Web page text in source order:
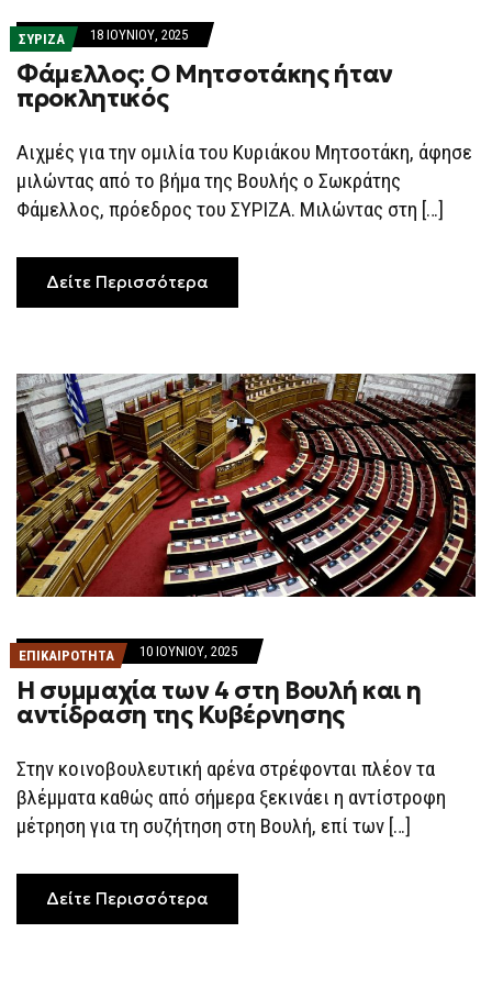
ΣΥΡΙΖΑ 18 ΙΟΥΝΊΟΥ, 2025
Φάμελλος: Ο Μητσοτάκης ήταν
προκλητικός
Αιχμές για την ομιλία του Κυριάκου Μητσοτάκη, άφησε
μιλώντας από το βήμα της Βουλής ο Σωκράτης
Φάμελλος, πρόεδρος του ΣΥΡΙΖΑ. Μιλώντας στη […]
Δείτε Περισσότερα
ΕΠΙΚΑΙΡΟΤΗΤΑ 10 ΙΟΥΝΊΟΥ, 2025
Η συμμαχία των 4 στη Βουλή και η
αντίδραση της Κυβέρνησης
Στην κοινοβουλευτική αρένα στρέφονται πλέον τα
βλέμματα καθώς από σήμερα ξεκινάει η αντίστροφη
μέτρηση για τη συζήτηση στη Βουλή, επί των […]
Δείτε Περισσότερα